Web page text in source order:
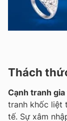
Thách
Cạnh tranh gia
tranh khốc liệt
tế. Sự xâm